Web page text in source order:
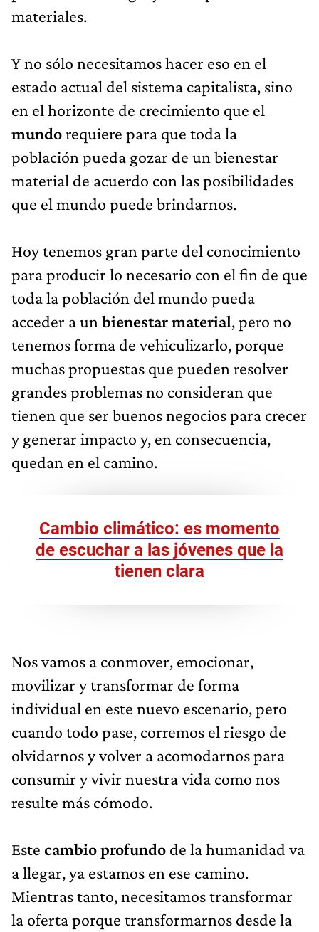
materiales.
Y no sólo necesitamos hacer eso en el
estado actual del sistema capitalista, sino
en el horizonte de crecimiento que el
mundorequiere para que toda la
población pueda gozar de un bienestar
material de acuerdo con las posibilidades
que el mundo puede brindarnos.
Hoy tenemos gran parte del conocimiento
para producir lo necesario con el fin de que
toda la población del mundo pueda
acceder a un bienestar material, pero no
tenemos forma de vehiculizarlo, porque
muchas propuestas que pueden resolver
grandes problemas no consideran que
tienen que ser buenos negocios para crecer
y generar impacto y, en consecuencia,
quedan en el camino.
Cambio climático: es momento
de escuchar a las jóvenes que la
tienen clara
Nos vamos a conmover, emocionar,
movilizar y transformar de forma
individual en este nuevo escenario, pero
cuando todo pase, corremos el riesgo de
olvidarnos y volver a acomodarnos para
consumir y vivir nuestra vida como nos
resulte más cómodo.
Este cambio profundo de la humanidad va
a llegar, ya estamos en ese camino.
Mientras tanto, necesitamos transformar
la oferta porque transformarnos desde la